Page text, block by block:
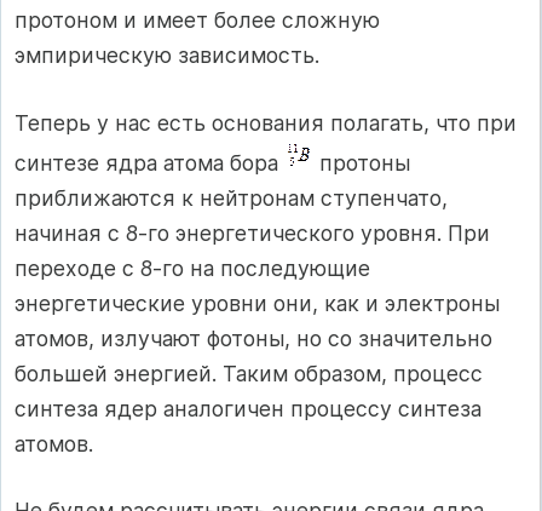
протоном и имеет более сложную
эмпирическую зависимость.
Теперь у нас есть основания полагать, что при
синтезе ядра атома бора
протоны
приближаются к нейтронам ступенчато,
начиная с 8-го энергетического уровня. При
переходе с 8-го на последующие
энергетические уровни они, как и электроны
атомов, излучают фотоны, но со значительно
большей энергией. Таким образом, процесс
синтеза ядер аналогичен процессу синтеза
атомов.